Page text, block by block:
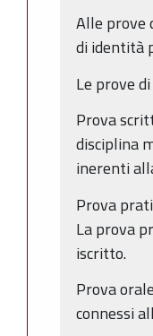
Alle prove
di identità
Le prove
Prova
disciplina
inerenti
Prova
La prova
iscritto.
Prova
connessi